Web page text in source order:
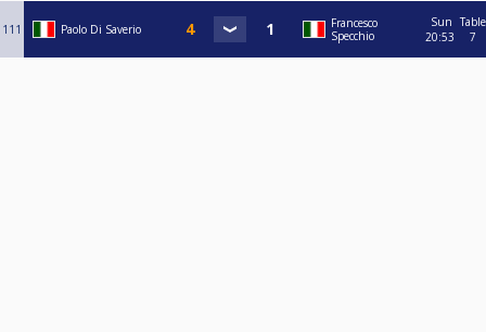
111 Paolo Di Saverio
Francesco
Specchio
Sun
20:53
Table
7